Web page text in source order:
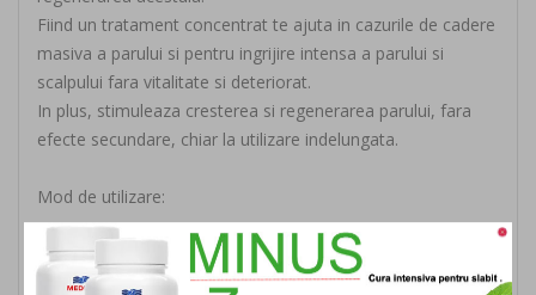
Fiind un tratament concentrat te ajuta in cazurile de cadere
masiva a parului si pentru ingrijire intensa a parului si
scalpului fara vitalitate si deteriorat.
In plus, stimuleaza cresterea si regenerarea parului, fara
efecte secundare, chiar la utilizare indelungata.
Mod de utilizare:
Fiolele sunt recomandate de 2-3 ori pe saptamana.
Spalati-va parul cu samponul corespunzator,apoi aplicati o